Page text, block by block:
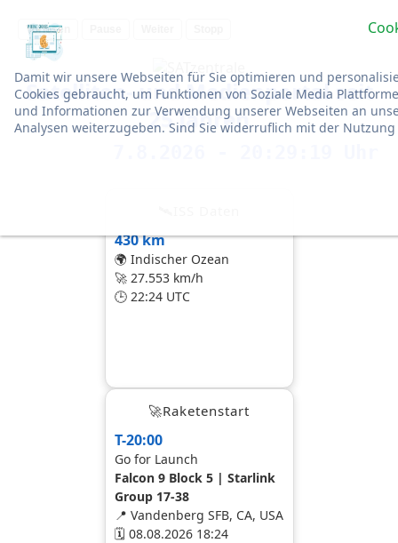
Vorlesen
Damit wir unsere Webseiten für Sie optimieren und
Cookies gebraucht, um Funktionen von Soziale Media
und Informationen zur Verwendung unserer Webseiten an
Analysen weiterzugeben. Sind Sie widerruflich mit der
Satelliten- und Medienportal seit
25 Jahren
430 km
🌍 Indischer Ozean
🚀 27.553 km/h
🕒 22:24 UTC
🚀Raketenstart
T-20:00
Go for Launch
Falcon 9 Block 5 | Starlink
Group 17-38
📍 Vandenberg SFB, CA, USA
🗓 08.08.2026 18:24